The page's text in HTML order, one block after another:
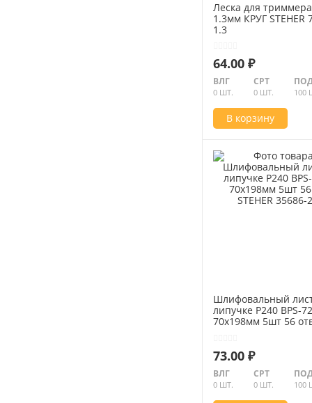
Леска для
1.3мм КРУГ STEHER
1.3
64.00 ₽
ВЛГ
0 ШТ.
СРТ
0 ШТ. 100
В корзину
Шлифовальный
липучке Р240 BPS-
70х198мм 5шт 56
73.00 ₽
ВЛГ
0 ШТ.
СРТ
0 ШТ. 100